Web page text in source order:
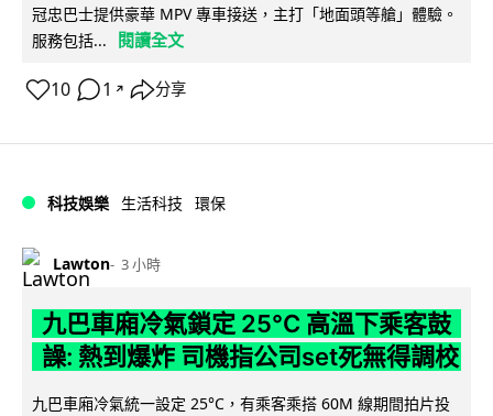
冠忠巴士提供豪華 MPV 專車接送，主打「地面頭等艙」體驗。
服務包括...
閱讀全文
10 1 ↗ 分享
科技娛樂 生活科技 環保
Lawton 3 小時
九巴車廂冷氣鎖定 25°C 高溫下乘客鼓
譟: 熱到爆炸 司機指公司set死無得調校
九巴車廂冷氣統一設定 25°C，有乘客乘搭 60M 線期間拍片投